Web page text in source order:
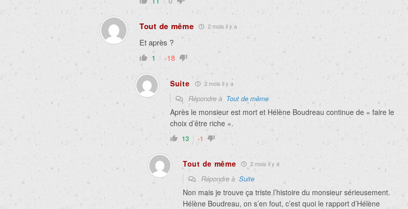
Tout de même 2 mois il y a
Et après ?
1 -18
Suite 2 mois il y a
Répondre à Tout de même
Après le monsieur est mort et Hélène Boudreau continue de « faire le
choix d’être riche ».
13 -1
Tout de même 2 mois il y a
Répondre à Suite
Non mais je trouve ça triste l’histoire du monsieur sérieusement.
Hélène Boudreau, on s’en fout, c’est quoi le rapport d’Hélène